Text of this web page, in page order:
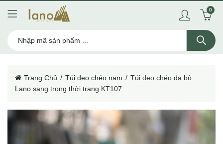
0
Trang Chủ Túi đeo chéo nam
Túi đeo chéo da bò
Lano sang trọng thời trang KT107